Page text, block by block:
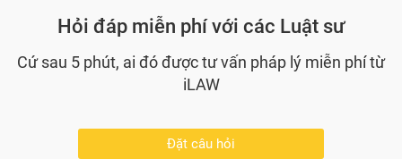
Hỏi đáp miễn phí với các Luật sư
Cứ sau 5 phút, ai đó được tư vấn pháp lý miễn phí từ
iLAW
Đặt câu hỏi